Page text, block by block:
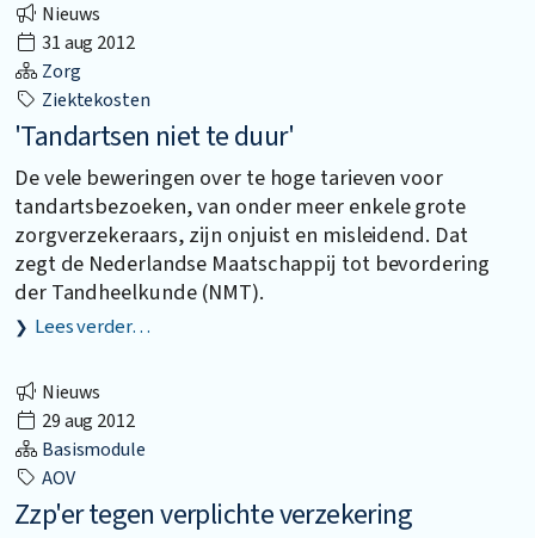
Nieuws
31 aug 2012
Zorg
Ziektekosten
'Tandartsen niet te duur'
De vele beweringen over te hoge tarieven voor
tandartsbezoeken, van onder meer enkele grote
zorgverzekeraars, zijn onjuist en misleidend. Dat
zegt de Nederlandse Maatschappij tot bevordering
der Tandheelkunde (NMT).
Lees verder…
Nieuws
29 aug 2012
Basismodule
AOV
Zzp'er tegen verplichte verzekering